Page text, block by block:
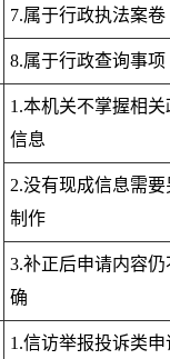
7.属于行政执法案卷
8.属于行政查询事项
1.本机关不掌握相关
信息
2.没有现成信息需要
制作
3.补正后申请内容仍
确
1.信访举报投诉类申